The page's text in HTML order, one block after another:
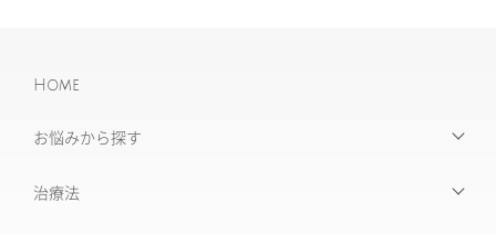
Home
お悩みから探す
【お悩みから探す】INDEX
治療法